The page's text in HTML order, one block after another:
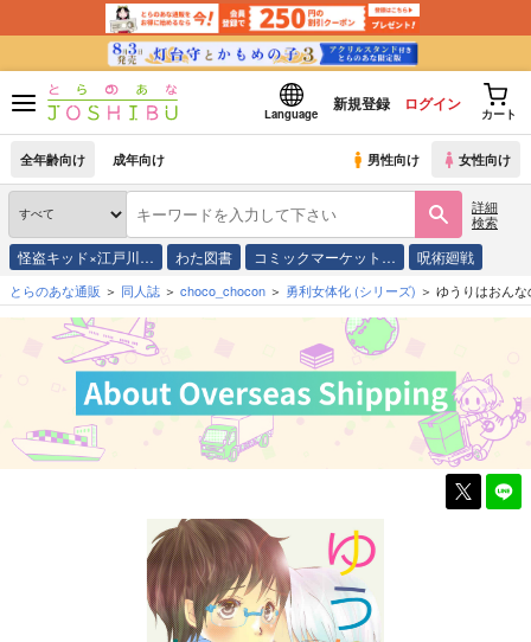
Language
新規登録 ログイン
カート
全年齢向け 成年向け 男性向け 女性向け
詳細
検索
怪盗キッド×江戸川… わた図書 コミックマーケット… 呪術廻戦
とらのあな通販 同人誌 choco_chocon 勇利女体化 (シリーズ) ゆうりはおん